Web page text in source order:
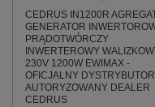
CEDRUS IN1200R
GENERATOR
PRĄDOTWÓRCZY
INWERTEROWY
230V 1200W EWIMAX -
OFICJALNY
AUTORYZOWANY DEALER
CEDRUS